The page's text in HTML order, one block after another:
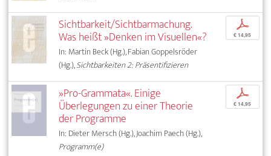
Sichtbarkeit/Sichtbarmachung.
Was heißt »Denken im Visuellen«?
In: Martin Beck (Hg.), Fabian Goppelsröder
(Hg.),Sichtbarkeiten 2: Präsentifizieren
p
€ 14,95
»Pro-Grammata«. Einige
Überlegungen zu einer Theorie
der Programme
In: Dieter Mersch (Hg.), Joachim Paech (Hg.),
Programm(e)
p
€ 14,95